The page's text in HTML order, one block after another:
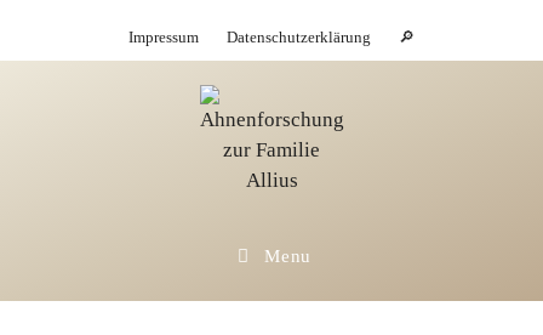
Impressum Datenschutzerklärung 🔎
Menu